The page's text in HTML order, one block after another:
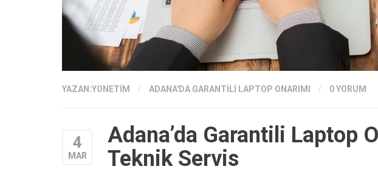
YAZAN:YONETIM / ADANA'DA GARANTILI LAPTOP ONARIMI / 0 YORUM
4
MAR
Adana’da Garantili Laptop
Teknik Servis